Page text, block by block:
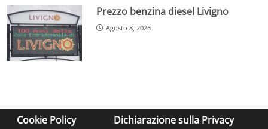
Prezzo benzina diesel Livigno
Agosto 8, 2026
Cookie Policy
Dichiarazione sulla Privacy